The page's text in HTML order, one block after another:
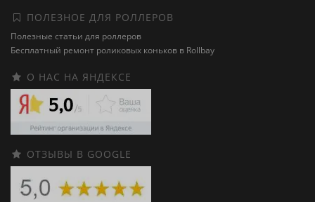
ПОЛЕЗНОЕ ДЛЯ РОЛЛЕРОВ
Полезные статьи для роллеров
Бесплатный ремонт роликовых коньков в Rollbay
О НАС НА ЯНДЕКСЕ
ОТЗЫВЫ В GOOGLE